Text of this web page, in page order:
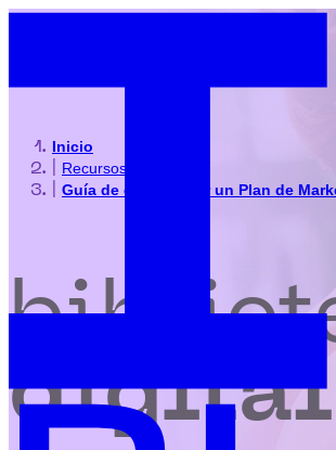
Inicio
Recursos
Guía de cómo hacer un Plan de
digital